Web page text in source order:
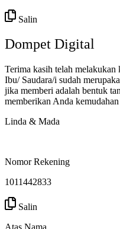
Salin
Dompet Digital
Terima kasih telah
Ibu/ Saudara/i sudah
jika memberi adalah bentuk
memberikan Anda kemudahan
Linda & Mada
Nomor Rekening
1011442833
Salin